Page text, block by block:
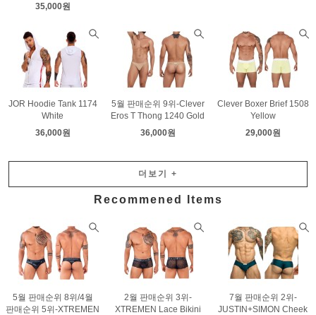
35,000원
JOR Hoodie Tank 1174
White
36,000원
5월 판매순위 9위-Clever
Eros T Thong 1240 Gold
36,000원
Clever Boxer Brief 1508
Yellow
29,000원
더보기 +
Recommened Items
5월 판매순위 8위/4월
판매순위 5위-XTREMEN
2월 판매순위 3위-
XTREMEN Lace Bikini
7월 판매순위 2위-
JUSTIN+SIMON Cheek